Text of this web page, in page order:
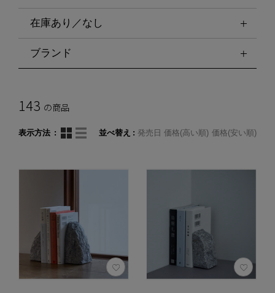
在庫あり／なし
ブランド
143 の商品
表示方法 並べ替え 発売日 価格(高い順) 価格(安い順)